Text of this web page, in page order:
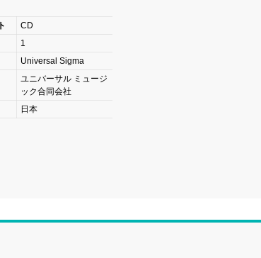
CD
1
Universal Sigma
ユニバーサル ミュージ
ック合同会社
日本